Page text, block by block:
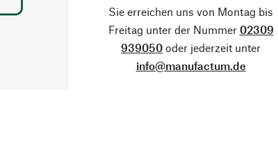
Sie erreichen uns von Montag bis
Freitag unter der Nummer 02309
939050 oder jederzeit unter
info@manufactum.de